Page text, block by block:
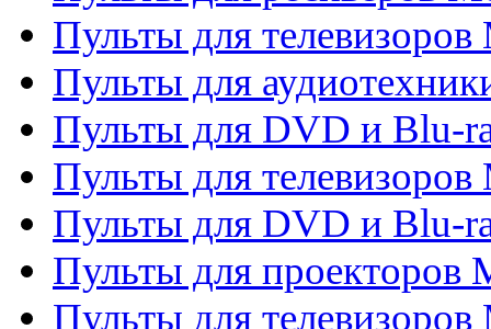
Пульты для телевизоров
Пульты для
Пульты для DVD и Blu-
Пульты для
Пульты для DVD и Blu-
Пульты для проекторов
Пульты для